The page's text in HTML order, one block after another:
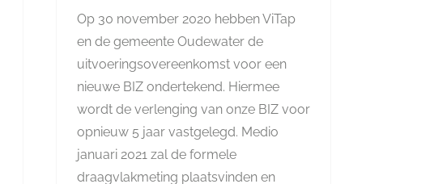
Op 30 november 2020 hebben ViTap
en de gemeente Oudewater de
uitvoeringsovereenkomst voor een
nieuwe BIZ ondertekend. Hiermee
wordt de verlenging van onze BIZ voor
opnieuw 5 jaar vastgelegd. Medio
januari 2021 zal de formele
draagvlakmeting plaatsvinden en